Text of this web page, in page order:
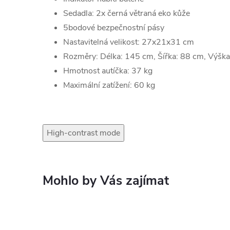
Sedadla: 2x černá větraná eko kůže
5bodové bezpečnostní pásy
Nastavitelná velikost: 27x21x31 cm
Rozměry: Délka: 145 cm, Šířka: 88 cm,
Hmotnost autíčka: 37 kg
Maximální zatížení: 60 kg
High-contrast mode